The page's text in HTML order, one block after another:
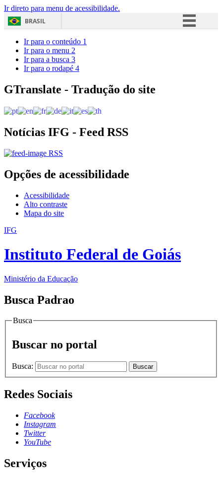
Ir direto para menu de acessibilidade.
BRASIL
Acesso à informação
Ir para o conteúdo 1
Ir para o menu 2
Ir para a busca 3
Ir para o rodapé 4
GTranslate - Tradução do site
Notícias IFG - Feed RSS
RSS
Opções de acessibilidade
Acessibilidade
Alto contraste
Mapa do site
IFG
Instituto Federal de Goiás
Ministério da Educação
Busca Padrao
Busca
Buscar no portal
Busca: Buscar
Redes Sociais
Facebook
Instagram
Twitter
YouTube
Serviços